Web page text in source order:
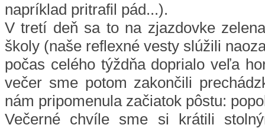
napríklad pritrafil pád...).
V tretí deň sa to na zjazdovke
školy (naše reflexné vesty slúžili
počas celého týždňa doprialo veľa
večer sme potom zakončili
nám pripomenula začiatok pôstu:
Večerné chvíle sme si krátili